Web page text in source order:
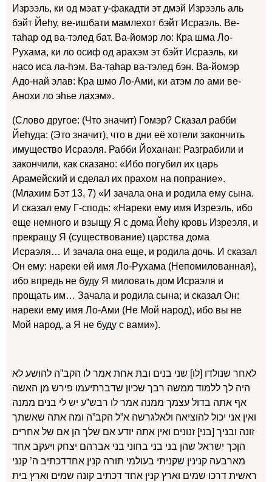
Изрээль, ки од мэат у-факадти эт дмэй Изрээль аль
бэйт Йеhу, ве-ишбати мамлехот бэйт Исраэль. Ве-
таhар од ва-тэлед бат. Ва-йомэр ло: Кра шма Ло-
Рухама, ки ло осиф од арахэм эт бэйт Исраэль, ки
насо иса ла-hэм. Ва-таhар ва-тэлед бэн. Ва-йомэр
Адо-най элав: Кра шмо Ло-Ами, ки атэм ло ами ве-
Анохи ло эhье лахэм».
(Слово другое: (Что значит) Гомэр? Сказал рабби
Йеhуда: (Это значит), что в дни её хотели закончить
имущество Исраэля. Рабби Йоханан: Разграбили и
закончили, как сказано: «Ибо погубил их царь
Арамейский и сделал их прахом на попрание».
(Млахим Бэт 13, 7) «И зачала она и родила ему сына.
И сказал ему Г-сподь: «Нареки ему имя Изреэль, ибо
еще немного и взыщу Я с дома Йеhу кровь Изреэля, и
прекращу Я (существование) царства дома
Исраэля… И зачала она еще, и родила дочь. И сказал
Он ему: нареки ей имя Ло-Рухама (Непомилованная),
ибо впредь не буду Я миловать дом Исраэля и
прощать им… Зачала и родила сына; и сказал Он:
нареки ему имя Ло-Ами (Не Мой народ), ибо вы не
Мой народ, а Я не буду с вами»).
לאחר שנולדו [לו] שני בנים ובת אחת אמר לו הקב”ה להושע לא
היה לך ללמוד ממשה רבך שכיון שדברתיעמו פירש מן האשה
אף אתה בדול עצמך ממנה אמר לו רבש”ע יש לי בנים ממנה
ואין אני יכול להוציאה ולאלגרשה א”ל הקב”ה ומה אתה שאשתך
זונה ובניך [בני] זנונים ואין אתה יודע אם שלך הן אם של אחרים
הןכך ישראל שהן בני בני בחוני בני אברהם יצחק ויעקב אחד
מארבעה קנינין שקניתי בעולמי תורה קנין אחדדכתיב ה’ קנני
ראשית דרכו שמים וארץ קנין אחד דכתיב קונה שמים וארץ בית